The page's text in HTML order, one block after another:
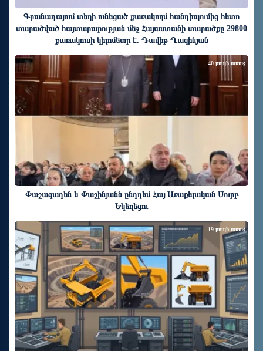
Գրանադայում տեղի ունեցած քառակողմ հանդիպումից հետո
տարածված հայտարարության մեջ Հայաստանի տարածքը 29800
քառակուսի կիլոմետր է. Դավիթ Ղազինյան
Փաշազադեն և Փաշինյանն ընդդեմ Հայ Առաքելական Սուրբ
Եկեղեցու
40 րոպե առաջ
19 րոպե առաջ